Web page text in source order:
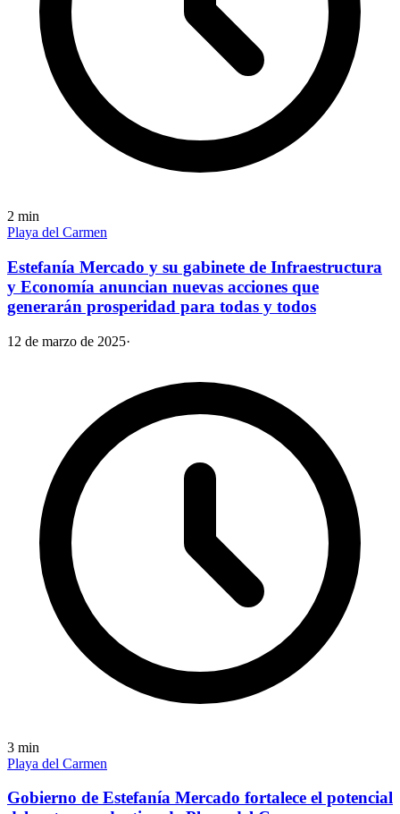
2 min
Playa del Carmen
Estefanía Mercado y su gabinete de Infraestructura
y Economía anuncian nuevas acciones que
generarán prosperidad para todas y todos
12 de marzo de 2025·
3 min
Playa del Carmen
Gobierno de Estefanía Mercado fortalece el potencial